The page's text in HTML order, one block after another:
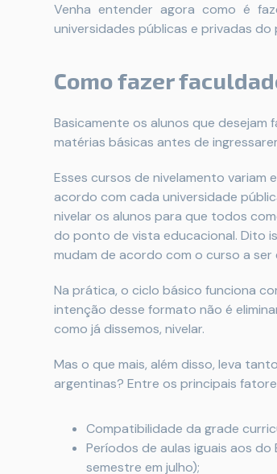
Venha entender agora como é
universidades públicas e privadas do
Como fazer
Basicamente os alunos que
matérias básicas antes de
Esses cursos de nivelamento
acordo com cada universidade
nivelar os alunos para que todos
do ponto de vista educacional. Dito
mudam de acordo com o curso a ser
Na prática, o ciclo básico funciona
intenção desse formato não é
como já dissemos, nivelar.
Mas o que mais, além disso, leva
argentinas? Entre os principais
Compatibilidade da grade
Períodos de aulas iguais aos
semestre em julho);